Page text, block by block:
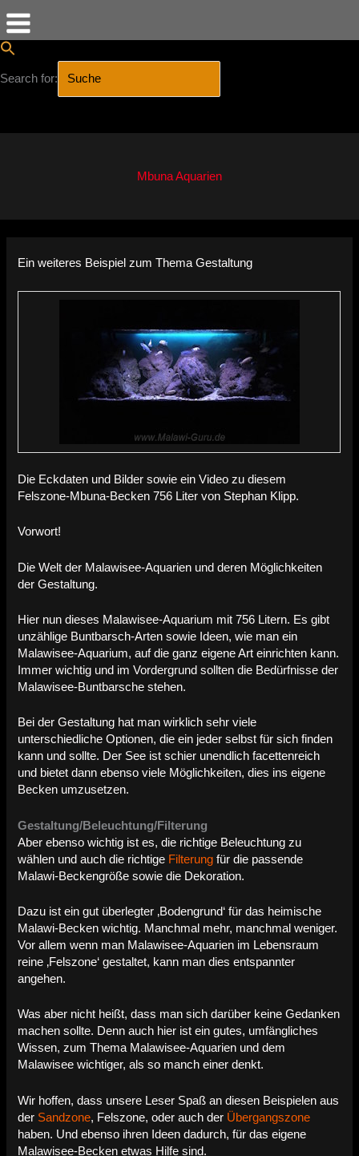
Search for:
Mbuna Aquarien
Ein weiteres Beispiel zum Thema Gestaltung
Die Eckdaten und Bilder sowie ein Video zu diesem
Felszone-Mbuna-Becken 756 Liter von Stephan Klipp.
Vorwort!
Die Welt der Malawisee-Aquarien und deren Möglichkeiten
der Gestaltung.
Hier nun dieses Malawisee-Aquarium mit 756 Litern. Es gibt
unzählige Buntbarsch-Arten sowie Ideen, wie man ein
Malawisee-Aquarium, auf die ganz eigene Art einrichten kann.
Immer wichtig und im Vordergrund sollten die Bedürfnisse der
Malawisee-Buntbarsche stehen.
Bei der Gestaltung hat man wirklich sehr viele
unterschiedliche Optionen, die ein jeder selbst für sich finden
kann und sollte. Der See ist schier unendlich facettenreich
und bietet dann ebenso viele Möglichkeiten, dies ins eigene
Becken umzusetzen.
Gestaltung/Beleuchtung/Filterung
Aber ebenso wichtig ist es, die richtige Beleuchtung zu
wählen und auch die richtige Filterung für die passende
Malawi-Beckengröße sowie die Dekoration.
Dazu ist ein gut überlegter ‚Bodengrund‘ für das heimische
Malawi-Becken wichtig. Manchmal mehr, manchmal weniger.
Vor allem wenn man Malawisee-Aquarien im Lebensraum
reine ‚Felszone‘ gestaltet, kann man dies entspannter
angehen.
Was aber nicht heißt, dass man sich darüber keine Gedanken
machen sollte. Denn auch hier ist ein gutes, umfängliches
Wissen, zum Thema Malawisee-Aquarien und dem
Malawisee wichtiger, als so manch einer denkt.
Wir hoffen, dass unsere Leser Spaß an diesen Beispielen aus
der Sandzone, Felszone, oder auch der Übergangszone
haben. Und ebenso ihren Ideen dadurch, für das eigene
Malawisee-Becken etwas Hilfe sind.